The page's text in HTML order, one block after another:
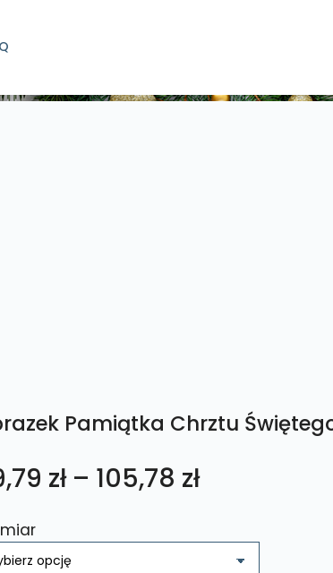
Pamiątka Chrztu
zł – 105,78 złZakres
od